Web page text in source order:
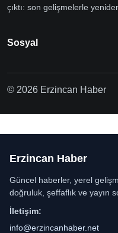
çıktı: son gelişmelerle
Sosyal
© 2026 Erzincan Haber
Erzincan Haber
Güncel haberler, yerel
doğruluk, şeffaflık ve yayın
İletişim:
info@erzincanhaber.net